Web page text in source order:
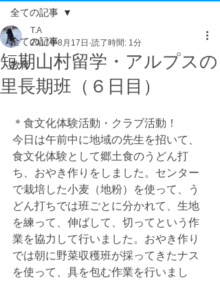
全ての記事
教育
全ての記事
短期山村留学・アルプスの
里長期班（６日目）
T.A
2017年8月17日 読了時間: 1分
＊食文化体験活動・クラブ活動！
今日は午前中に地域の先生を招いて、
食文化体験として郷土食のうどん打
ち、おやき作りをしました。センター
で栽培した小麦（地粉）を使って、う
どん打ちでは班ごとに分かれて、生地
を練って、伸ばして、切ってという作
業を協力して行いました。おやき作り
では朝に野菜収穫班が採ってきたナス
を使って、具を包む作業を行いまし